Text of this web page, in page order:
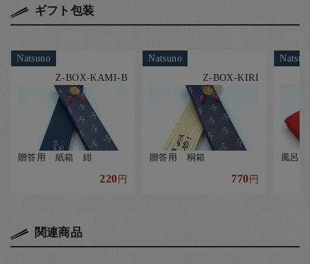
ギフト包装
Natsuno
Z-BOX-KAMI-B
贈答用 紙箱 紺
220円
Natsuno
Z-BOX-KIRI
贈答用 桐箱
770円
風呂
関連商品